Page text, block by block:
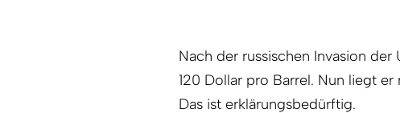
Nach der russischen Invasion
120 Dollar pro Barrel. Nun liegt
Das ist erklärungsbedürftig.